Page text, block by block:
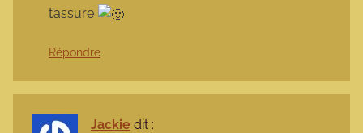
t’assure
Répondre
Jackie dit :